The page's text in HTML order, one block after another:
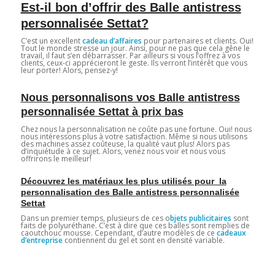
Est-il bon d’offrir des Balle antistress
personnalisée Settat?
C’est un excellentcadeau d’affaires pour partenaires et clients. Oui!
Tout le monde stresse un jour. Ainsi, pour ne pas que cela gêne le
travail, il faut s’en débarrasser. Par ailleurs si vous l’offrez à vos
clients, ceux-ci apprécieront le geste. Ils verront l’intérêt que vous
leur porter! Alors, pensez-y!
Nous personnalisons vos Balle antistress
personnalisée Settat à prix bas
Chez nous la personnalisation ne coûte pas une fortune. Oui! nous
nous intéressons plus à votre satisfaction. Même si nous utilisons
des machines assez coûteuse, la qualité vaut plus! Alors pas
d’inquiétude à ce sujet. Alors, venez nous voir et nous vous
offrirons le meilleur!
Découvrez les matériaux les plus utilisés pour la
personnalisation des Balle antistress personnalisée
Settat
Dans un premier temps, plusieurs de ces objets publicitaires sont
faits de polyuréthane. C’est à dire que ces balles sont remplies de
caoutchouc mousse. Cependant, d’autre modèles de ce cadeaux
d’entreprisecontiennent du gel et sont en densité variable.